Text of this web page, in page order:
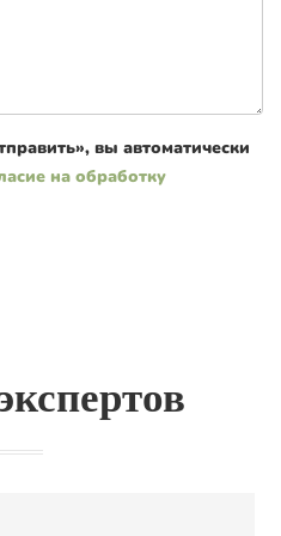
вы автоматически
на обработку